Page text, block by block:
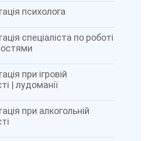
психолога
спеціаліста по роботі
при ігровій
| лудоманії
при алкогольній